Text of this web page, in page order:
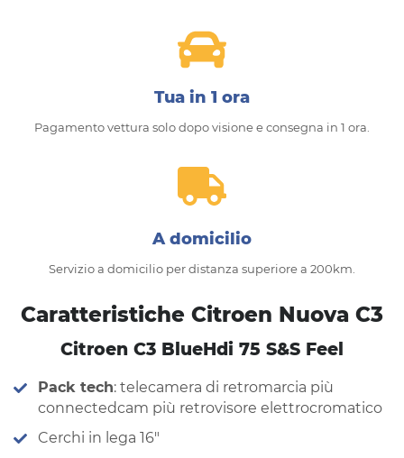
Tua in 1 ora
Pagamento vettura solo dopo visione e consegna in 1 ora.
A domicilio
Servizio a domicilio per distanza superiore a 200km.
Caratteristiche Citroen Nuova C3
Citroen C3 BlueHdi 75 S&S Feel
Pack tech: telecamera di retromarcia più
connectedcam più retrovisore elettrocromatico
Cerchi in lega 16″